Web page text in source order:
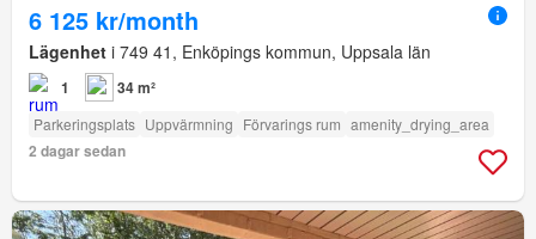
6 125 kr/month
Lägenhet i 749 41, Enköpings kommun, Uppsala län
1 34 m²
Parkeringsplats Uppvärmning Förvarings rum amenity_drying_area
2 dagar sedan